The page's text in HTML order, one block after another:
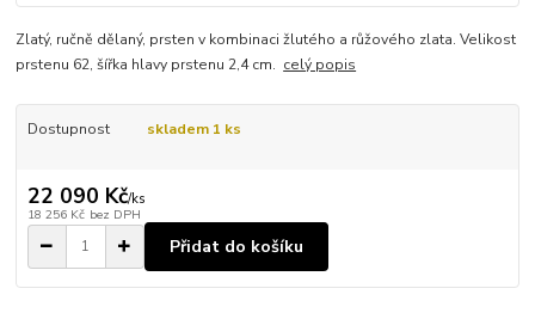
Zlatý, ručně dělaný, prsten v kombinaci žlutého a růžového zlata. Velikost
prstenu 62, šířka hlavy prstenu 2,4 cm. celý popis
Dostupnost skladem 1 ks
22 090 Kč/ks
18 256 Kč bez DPH
Přidat do košíku